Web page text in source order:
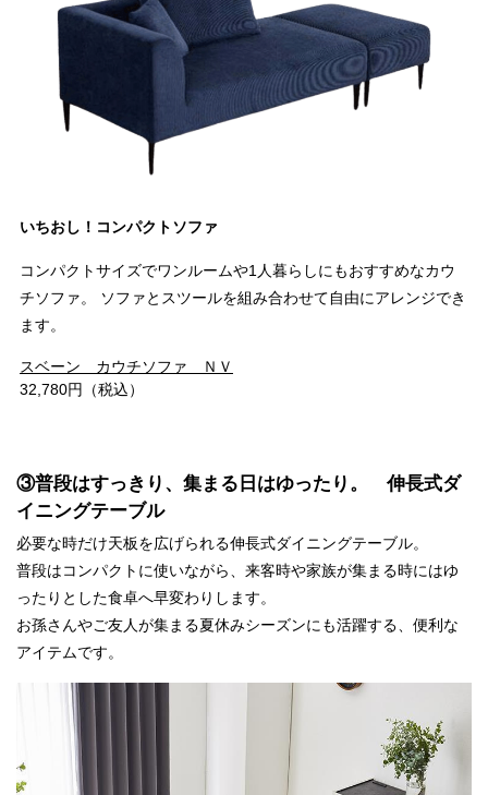
いちおし！コンパクトソファ
コンパクトサイズでワンルームや1人暮らしにもおすすめなカウ
チソファ。 ソファとスツールを組み合わせて自由にアレンジでき
ます。
スベーン カウチソファ ＮＶ
32,780円（税込）
③普段はすっきり、集まる日はゆったり。 伸長式ダ
イニングテーブル
必要な時だけ天板を広げられる伸長式ダイニングテーブル。
普段はコンパクトに使いながら、来客時や家族が集まる時にはゆ
ったりとした食卓へ早変わりします。
お孫さんやご友人が集まる夏休みシーズンにも活躍する、便利な
アイテムです。